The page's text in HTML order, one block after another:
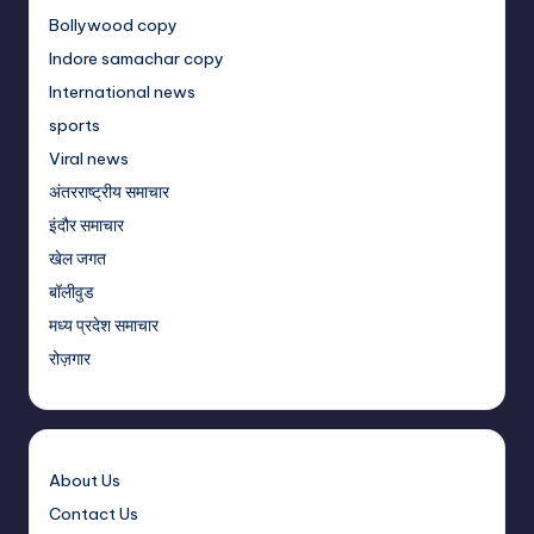
Bollywood copy
Indore samachar copy
International news
sports
Viral news
अंतरराष्ट्रीय समाचार
इंदौर समाचार
खेल जगत
बॉलीवुड
मध्य प्रदेश समाचार
रोज़गार
About Us
Contact Us